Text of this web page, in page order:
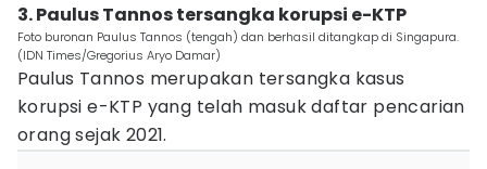
3. Paulus Tannos tersangka korupsi e-KTP
Foto buronan Paulus Tannos (tengah) dan berhasil ditangkap di Singapura.
(IDN Times/Gregorius Aryo Damar)
Paulus Tannos merupakan tersangka kasus
korupsi e-KTP yang telah masuk daftar pencarian
orang sejak 2021.